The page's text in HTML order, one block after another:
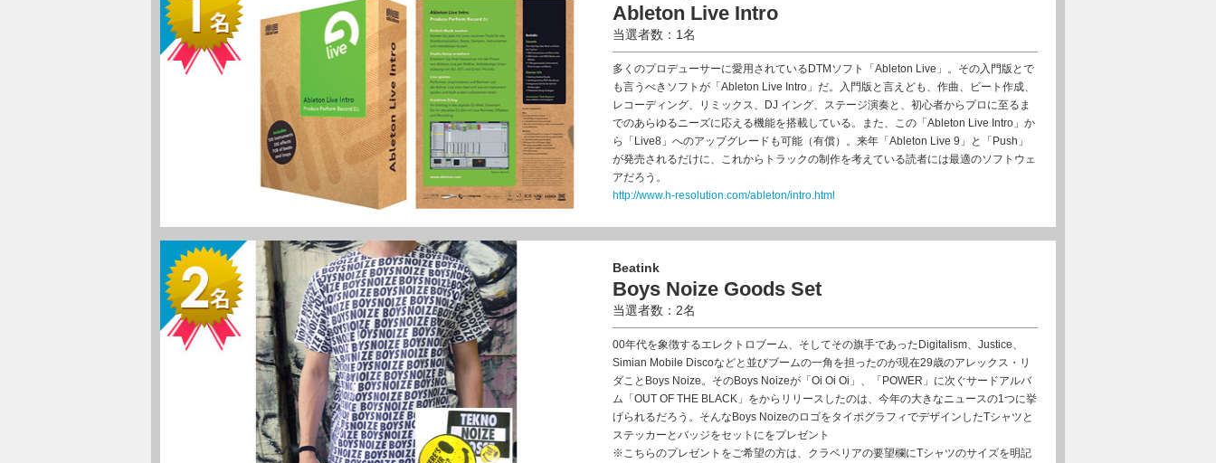
Ableton Live Intro
当選者数：1名
多くのプロデューサーに愛用されているDTMソフト「Ableton Live」。その入門版とで
も言うべきソフトが「Ableton Live Intro」だ。入門版と言えども、作曲、ビート作成、
レコーディング、リミックス、DJ イング、ステージ演奏と、初心者からプロに至るま
でのあらゆるニーズに応える機能を搭載している。また、この「Ableton Live Intro」か
ら「Live8」へのアップグレードも可能（有償）。来年「Ableton Live 9」と「Push」
が発売されるだけに、これからトラックの制作を考えている読者には最適のソフトウェ
アだろう。
http://www.h-resolution.com/ableton/intro.html
Beatink
Boys Noize Goods Set
当選者数：2名
00年代を象徴するエレクトロブーム、そしてその旗手であったDigitalism、Justice、
Simian Mobile Discoなどと並びブームの一角を担ったのが現在29歳のアレックス・リ
ダことBoys Noize。そのBoys Noizeが「Oi Oi Oi」、「POWER」に次ぐサードアルバ
ム「OUT OF THE BLACK」をからリリースしたのは、今年の大きなニュースの1つに挙
げられるだろう。そんなBoys NoizeのロゴをタイポグラフィでデザインしたTシャツと
ステッカーとバッジをセットにをプレゼント
※こちらのプレゼントをご希望の方は、クラベリアの要望欄にTシャツのサイズを明記